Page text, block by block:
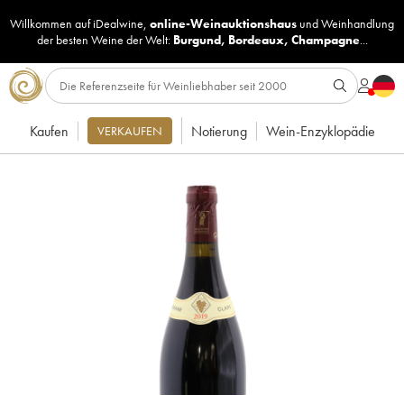
Willkommen auf iDealwine, online-Weinauktionshaus undWeinhandlung
der besten Weine der Welt: Burgund, Bordeaux, Champagne...
Kaufen VERKAUFEN Notierung Wein-Enzyklopädie